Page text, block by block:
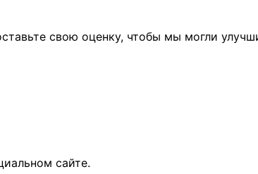
свою оценку, чтобы мы могли
сайте.